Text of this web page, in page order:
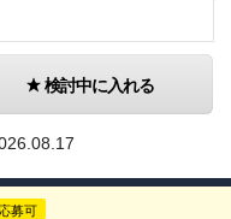
検討中に入れる
募可